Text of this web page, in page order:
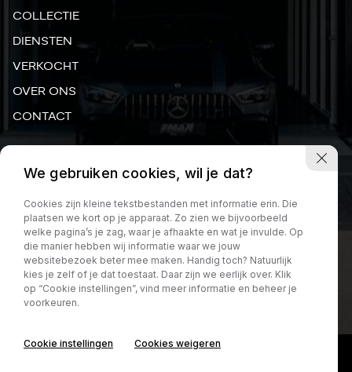
vraag voor een zoekopdracht van een auto met de
specifieke kenmerken en extra’s. Hier zijn we zeer
bedreven en zien het als een sport de juiste te
tot het einde. Beginnend met op locatie bekijken,
uitonderhandelen voor de klant, het ophalen van
de auto, invoeren, en rijklaar op kenteken zetten
COLLECTIE
DIENSTEN
VERKOCHT
OVER ONS
CONTACT
MADAME CURIESTRAAT 24, 3316 GN DORDRECHT
JERMAINE: +31 6 29 03 22 44
MARCO: +31 6 27 41 78 77
We gebruiken cookies, wil je dat?
Cookies zijn kleine tekstbestanden met informatie erin. Die
plaatsen we kort op je apparaat. Zo zien we bijvoorbeeld
welke pagina’s je zag, waar je afhaakte en wat je invulde. Op
die manier hebben wij informatie waar we jouw
websitebezoek beter mee maken. Handig toch? Natuurlijk
kies je zelf of je dat toestaat. Daar zijn we eerlijk over. Klik
op “Cookie instellingen”, vind meer informatie en beheer je
voorkeuren.
Cookie instellingen Cookies weigeren